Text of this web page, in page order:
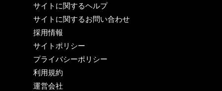
サイトに関するヘルプ
サイトに関するお問い合わせ
採用情報
サイトポリシー
プライバシーポリシー
利用規約
運営会社